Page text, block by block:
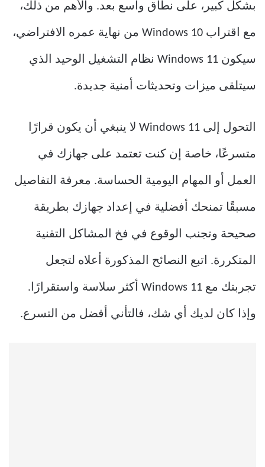
بشكل كبير، على نطاق واسع بعد. والأهم من ذلك،
مع اقتراب Windows 10 من نهاية عمره الافتراضي،
سيكون Windows 11 نظام التشغيل الوحيد الذي
سيتلقى ميزات وتحديثات أمنية جديدة.
التحول إلى Windows 11 لا ينبغي أن يكون قرارًا
متسرعًا، خاصة إن كنت تعتمد على جهازك في
العمل أو المهام اليومية الحساسة. معرفة التفاصيل
مسبقًا تمنحك أفضلية في إعداد جهازك بطريقة
صحيحة وتجنب الوقوع في فخ المشاكل التقنية
المتكررة. اتبع النصائح المذكورة أعلاه لتجعل
تجربتك مع Windows 11 أكثر سلاسة واستقرارًا.
وإذا كان لديك أي شك، فالتأني أفضل من التسرع.